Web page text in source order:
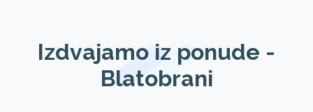
Izdvajamo iz ponude -
Blatobrani